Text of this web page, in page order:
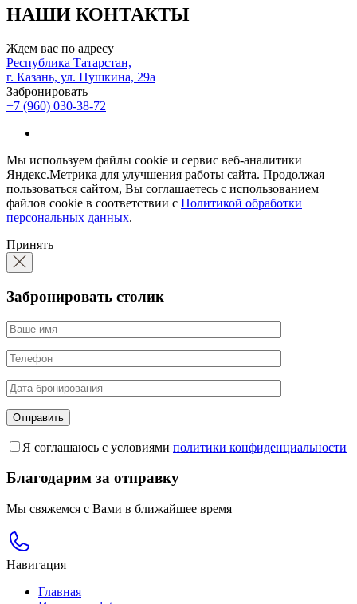
НАШИ КОНТАКТЫ
Ждем вас по адресу
Республика Татарстан,
г. Казань, ул. Пушкина, 29а
Забронировать
+7 (960) 030-38-72
Мы используем файлы cookie и сервис веб-аналитики
Яндекс.Метрика для улучшения работы сайта. Продолжая
пользоваться сайтом, Вы соглашаетесь с использованием
файлов cookie в соответствии с Политикой обработки
персональных данных.
Принять
Забронировать столик
Я соглашаюсь с условиями политики конфиденциальности
Благодарим за отправку
Мы свяжемся с Вами в ближайшее время
Навигация
Главная